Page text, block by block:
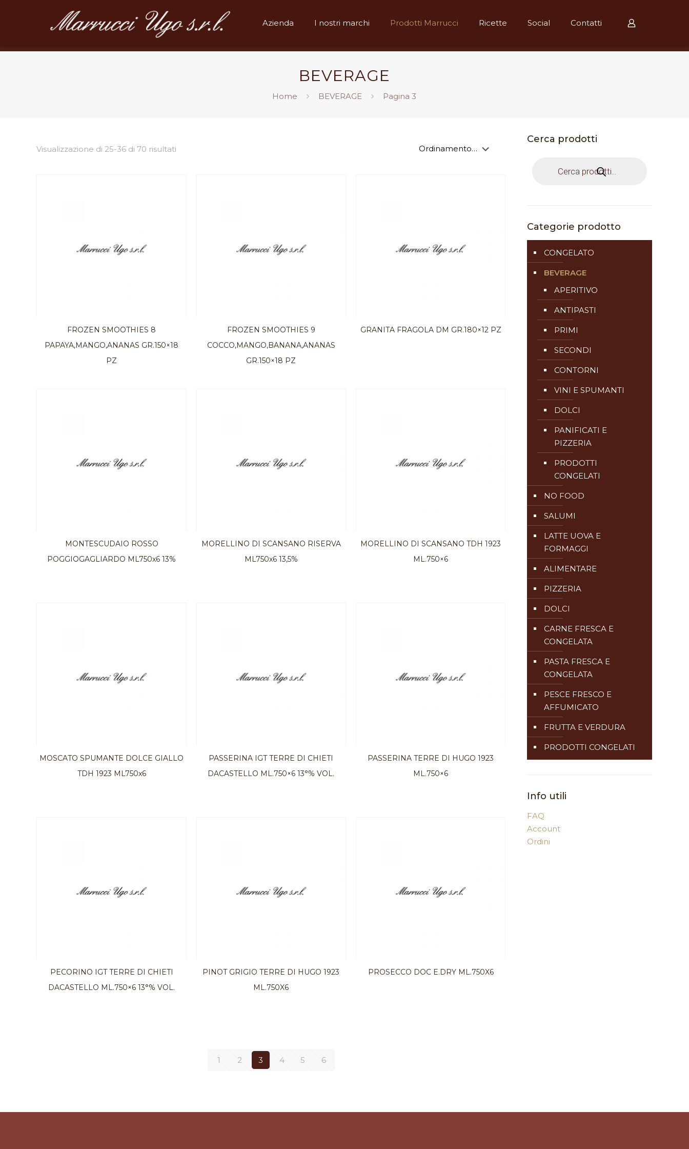
Azienda I nostri marchi Prodotti Marrucci Ricette Social Contatti
BEVERAGE
Home BEVERAGE Pagina 3
Visualizzazione di 25-36 di 70 risultati
FROZEN SMOOTHIES 8
PAPAYA,MANGO,ANANAS GR.150×18
PZ
FROZEN SMOOTHIES 9
COCCO,MANGO,BANANA,ANANAS
GR.150×18 PZ
GRANITA FRAGOLA DM GR.180×12 PZ
MONTESCUDAIO ROSSO
POGGIOGAGLIARDO ML750x6 13%
MORELLINO DI SCANSANO RISERVA
ML750x6 13,5%
MORELLINO DI SCANSANO TDH 1923
ML.750×6
MOSCATO SPUMANTE DOLCE GIALLO
TDH 1923 ML750x6
PASSERINA IGT TERRE DI CHIETI
DACASTELLO ML.750×6 13°% VOL.
PASSERINA TERRE DI HUGO 1923
ML.750×6
PECORINO IGT TERRE DI CHIETI
DACASTELLO ML.750×6 13°% VOL.
PINOT GRIGIO TERRE DI HUGO 1923
ML.750X6
PROSECCO DOC E.DRY ML.750X6
1 2 3 4 5 6
Cerca prodotti
search
Categorie prodotto
CONGELATO
BEVERAGE
APERITIVO
ANTIPASTI
PRIMI
SECONDI
CONTORNI
VINI E SPUMANTI
DOLCI
PANIFICATI E
PIZZERIA
PRODOTTI
CONGELATI
NO FOOD
SALUMI
LATTE UOVA E
FORMAGGI
ALIMENTARE
PIZZERIA
DOLCI
CARNE FRESCA E
CONGELATA
PASTA FRESCA E
CONGELATA
PESCE FRESCO E
AFFUMICATO
FRUTTA E VERDURA
PRODOTTI CONGELATI
Info utili
FAQ
Account
Ordini